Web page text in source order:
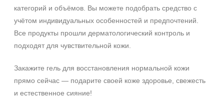
Уровень SPF защиты
SPF 30
SPF 50
категорий и объёмов. Вы можете подобрать средство с
учётом индивидуальных особенностей и предпочтений.
Все продукты прошли дерматологический контроль и
подходят для чувствительной кожи.
Закажите гель для восстановления нормальной кожи
прямо сейчас — подарите своей коже здоровье, свежесть
и естественное сияние!